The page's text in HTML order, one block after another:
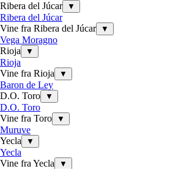
Ribera del Júcar
▼
Ribera del Júcar
Vine fra Ribera del Júcar
▼
Vega Moragno
Rioja
▼
Rioja
Vine fra Rioja
▼
Baron de Ley
D.O. Toro
▼
D.O. Toro
Vine fra Toro
▼
Muruve
Yecla
▼
Yecla
Vine fra Yecla
▼